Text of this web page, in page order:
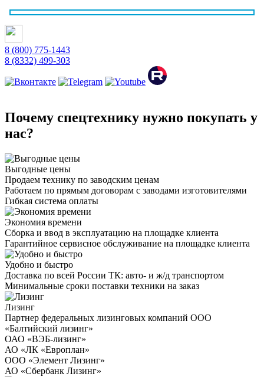
8 (800) 775-1443
8 (8332) 499-303
Почему спецтехнику нужно покупать у
нас?
Выгодные цены
Продаем технику по заводским ценам
Работаем по прямым договорам с заводами изготовителями
Гибкая система оплаты
Экономия времени
Сборка и ввод в эксплуатацию на площадке клиента
Гарантийное сервисное обслуживание на площадке клиента
Удобно и быстро
Доставка по всей России ТК: авто- и ж/д транспортом
Минимальные сроки поставки техники на заказ
Лизинг
Партнер федеральных лизинговых компаний ООО
«Балтийский лизинг»
ОАО «ВЭБ-лизинг»
АО «ЛК «Европлан»
ООО «Элемент Лизинг»
АО «Сбербанк Лизинг»